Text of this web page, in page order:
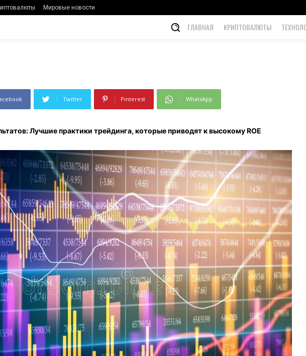
Мировые новости
ГЛАВНАЯ КРИПТОВАЛЮТЫ
к высокому ROE
Twitter Pinterest WhatsApp
Лучшие практики трейдинга, которые приводят к высокому ROE